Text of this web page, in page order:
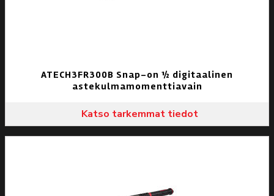
ATECH3FR300B Snap-on ½ digitaalinen
astekulmamomenttiavain
Katso tarkemmat tiedot